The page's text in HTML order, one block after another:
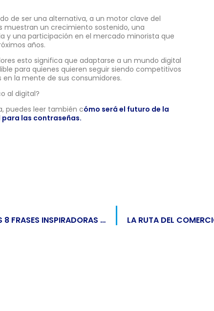
de ser una alternativa, a un motor clave del
muestran un crecimiento sostenido, una
y una participación en el mercado minorista que
años.
esto significa que adaptarse a un mundo digital
para quienes quieren seguir siendo competitivos
la mente de sus consumidores.
al digital?
puedes leer también cómo será el futuro de la
las contraseñas.
INICIA TU DÍA A TOPE CON ESTAS 8 FRASES INSPIRADORAS PARA EMPRENDEDORES